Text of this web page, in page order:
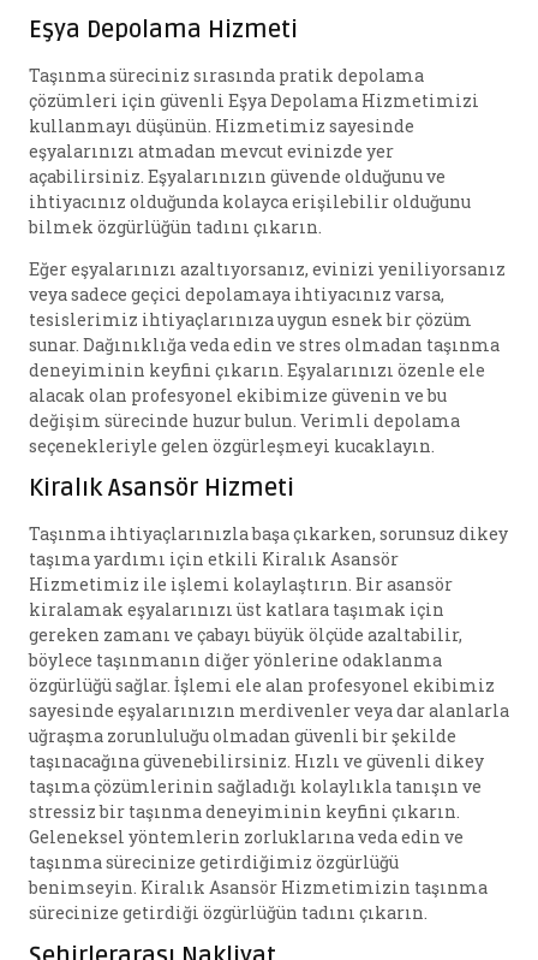
Eşya Depolama Hizmeti
Taşınma süreciniz sırasında pratik depolama
çözümleri için güvenli Eşya Depolama Hizmetimizi
kullanmayı düşünün. Hizmetimiz sayesinde
eşyalarınızı atmadan mevcut evinizde yer
açabilirsiniz. Eşyalarınızın güvende olduğunu ve
ihtiyacınız olduğunda kolayca erişilebilir olduğunu
bilmek özgürlüğün tadını çıkarın.
Eğer eşyalarınızı azaltıyorsanız, evinizi yeniliyorsanız
veya sadece geçici depolamaya ihtiyacınız varsa,
tesislerimiz ihtiyaçlarınıza uygun esnek bir çözüm
sunar. Dağınıklığa veda edin ve stres olmadan taşınma
deneyiminin keyfini çıkarın. Eşyalarınızı özenle ele
alacak olan profesyonel ekibimize güvenin ve bu
değişim sürecinde huzur bulun. Verimli depolama
seçenekleriyle gelen özgürleşmeyi kucaklayın.
Kiralık Asansör Hizmeti
Taşınma ihtiyaçlarınızla başa çıkarken, sorunsuz dikey
taşıma yardımı için etkili Kiralık Asansör
Hizmetimiz ile işlemi kolaylaştırın. Bir asansör
kiralamak eşyalarınızı üst katlara taşımak için
gereken zamanı ve çabayı büyük ölçüde azaltabilir,
böylece taşınmanın diğer yönlerine odaklanma
özgürlüğü sağlar. İşlemi ele alan profesyonel ekibimiz
sayesinde eşyalarınızın merdivenler veya dar alanlarla
uğraşma zorunluluğu olmadan güvenli bir şekilde
taşınacağına güvenebilirsiniz. Hızlı ve güvenli dikey
taşıma çözümlerinin sağladığı kolaylıkla tanışın ve
stressiz bir taşınma deneyiminin keyfini çıkarın.
Geleneksel yöntemlerin zorluklarına veda edin ve
taşınma sürecinize getirdiğimiz özgürlüğü
benimseyin. Kiralık Asansör Hizmetimizin taşınma
sürecinize getirdiği özgürlüğün tadını çıkarın.